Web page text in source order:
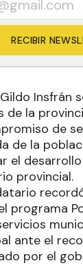
RECIBIR
Insfrán
de la
de
de la
el
provincial.
programa
ante el
por el